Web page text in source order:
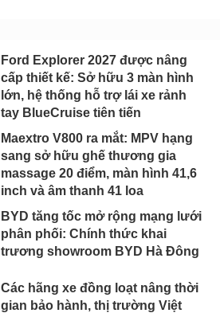
Ford Explorer 2027 được nâng
cấp thiết kế: Sở hữu 3 màn hình
lớn, hệ thống hỗ trợ lái xe rảnh
tay BlueCruise tiên tiến
Maextro V800 ra mắt: MPV hạng
sang sở hữu ghế thương gia
massage 20 điểm, màn hình 41,6
inch và âm thanh 41 loa
BYD tăng tốc mở rộng mạng lưới
phân phối: Chính thức khai
trương showroom BYD Hà Đông
Các hãng xe đồng loạt nâng thời
gian bảo hành, thị trường Việt